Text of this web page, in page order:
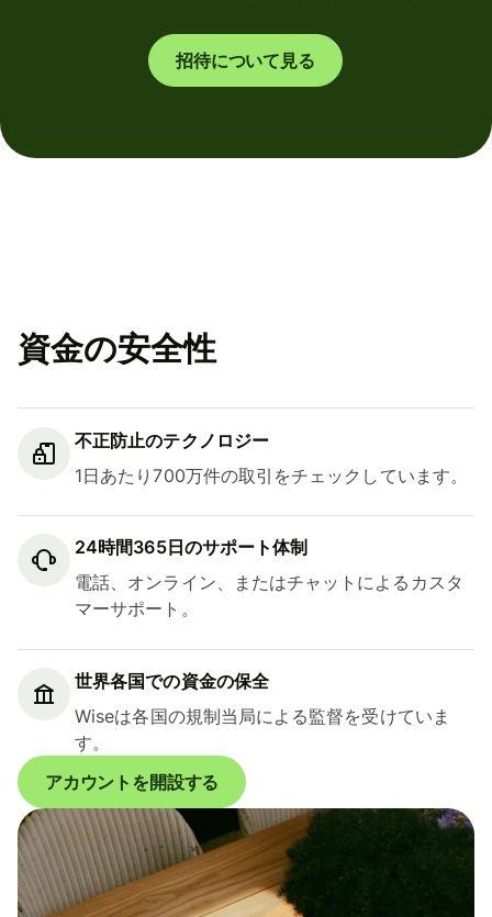
招待について見る
資金の安全性
不正防止のテクノロジー
1日あたり700万件の取引をチェックしています。
24時間365日のサポート体制
電話、オンライン、またはチャットによるカスタ
マーサポート。
世界各国での資金の保全
Wiseは各国の規制当局による監督を受けていま
す。
アカウントを開設する